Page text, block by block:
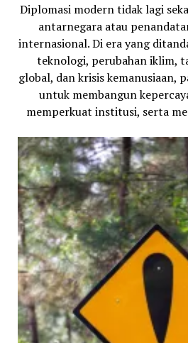
Diplomasi modern tidak lagi
antarnegara atau
internasional. Di era yang
teknologi, perubahan iklim,
global, dan krisis kemanusiaan,
untuk membangun
memperkuat institusi, serta